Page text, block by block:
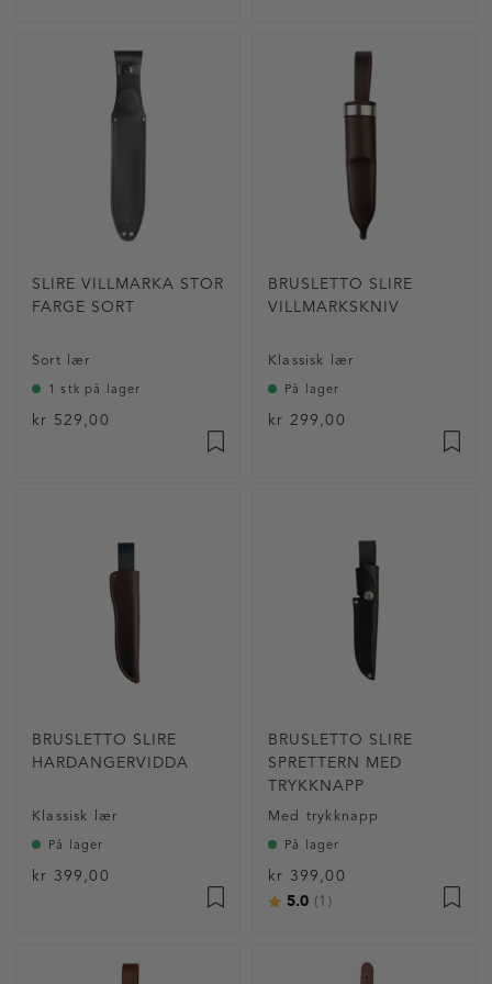
SLIRE VILLMARKA STOR
FARGE SORT
Sort lær
1 stk på lager
kr 529,00
BRUSLETTO SLIRE
VILLMARKSKNIV
Klassisk lær
På lager
kr 299,00
BRUSLETTO SLIRE
HARDANGERVIDDA
Klassisk lær
På lager
kr 399,00
BRUSLETTO SLIRE
SPRETTERN MED
TRYKKNAPP
Med trykknapp
På lager
kr 399,00
Karakter:
5.0 (1)